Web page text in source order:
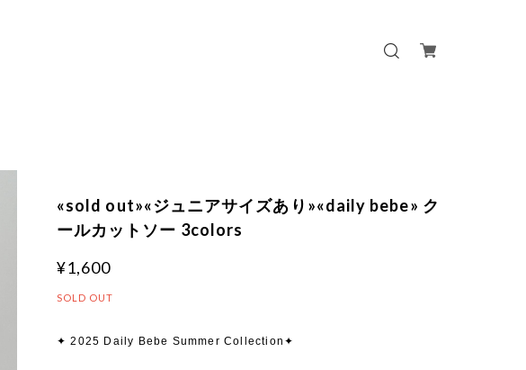
«sold out»«ジュニアサイズあり»«daily bebe» ク
ールカットソー 3colors
¥1,600
SOLD OUT
✦ 2025 Daily Bebe Summer Collection✦